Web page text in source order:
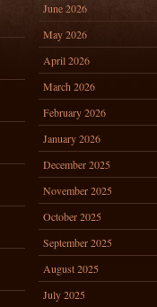
June 2026
May 2026
April 2026
March 2026
February 2026
January 2026
December 2025
November 2025
October 2025
September 2025
August 2025
July 2025